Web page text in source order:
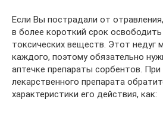
Если Вы пострадали от
в более короткий срок
токсических веществ. Этот недуг
каждого, поэтому обязательно
аптечке препараты сорбентов.
лекарственного препарата
характеристики его действия, как: